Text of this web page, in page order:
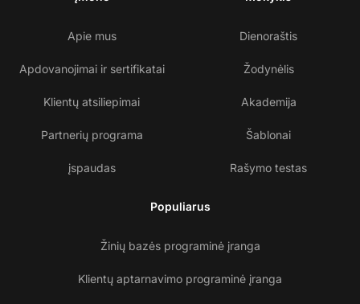
Apie mus
Apdovanojimai ir sertifikatai
Klientų atsiliepimai
Partnerių programa
įspaudas
Dienoraštis
Žodynėlis
Akademija
Šablonai
Rašymo testas
Populiarus
Žinių bazės programinė įranga
Klientų aptarnavimo programinė įranga